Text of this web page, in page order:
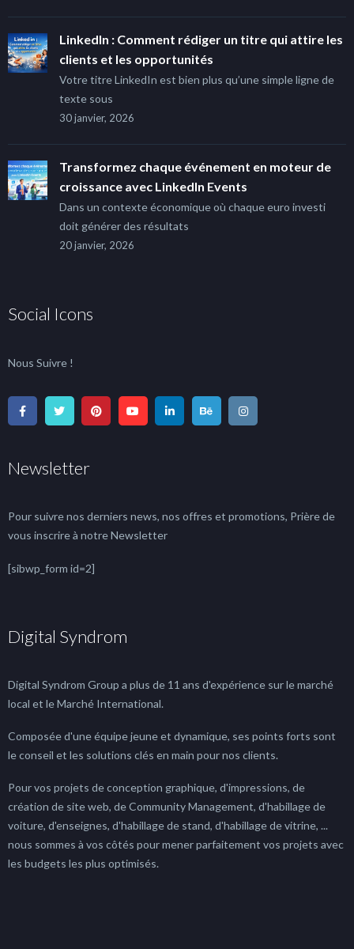
LinkedIn : Comment rédiger un titre qui attire les
clients et les opportunités
Votre titre LinkedIn est bien plus qu’une simple ligne de
texte sous
30 janvier, 2026
Transformez chaque événement en moteur de
croissance avec LinkedIn Events
Dans un contexte économique où chaque euro investi
doit générer des résultats
20 janvier, 2026
Social Icons
Nous Suivre !
Newsletter
Pour suivre nos derniers news, nos offres et promotions, Prière de
vous inscrire à notre Newsletter
[sibwp_form id=2]
Digital Syndrom
Digital Syndrom Group a plus de 11 ans d'expérience sur le marché
local et le Marché International.
Composée d'une équipe jeune et dynamique, ses points forts sont
le conseil et les solutions clés en main pour nos clients.
Pour vos projets de conception graphique, d'impressions, de
création de site web, de Community Management, d'habillage de
voiture, d'enseignes, d'habillage de stand, d'habillage de vitrine, ...
nous sommes à vos côtés pour mener parfaitement vos projets avec
les budgets les plus optimisés.